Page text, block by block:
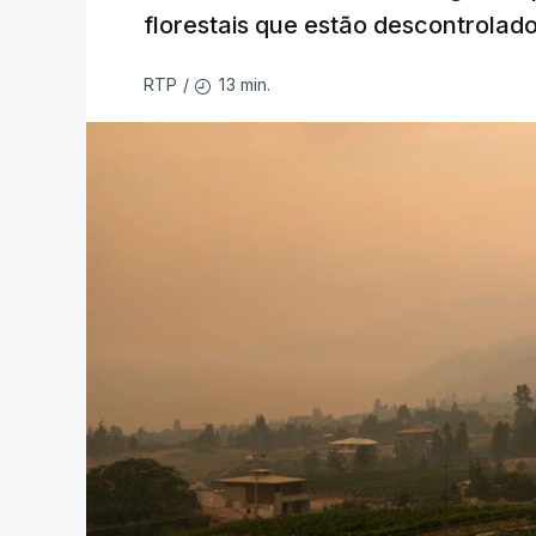
florestais que estão
RTP / 13 min.